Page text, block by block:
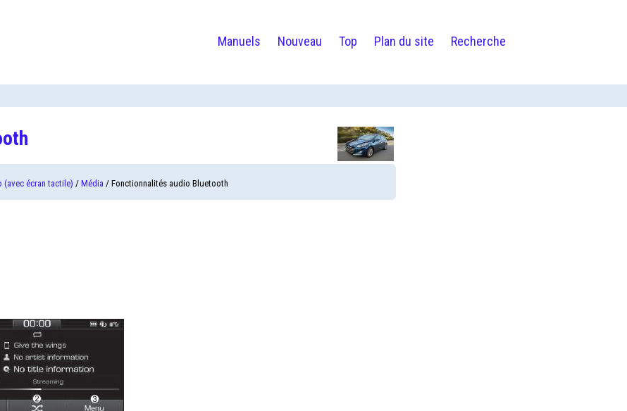
Manuels Nouveau Top Plan du site Recherche
(avec écran tactile) / Média / Fonctionnalités audio Bluetooth